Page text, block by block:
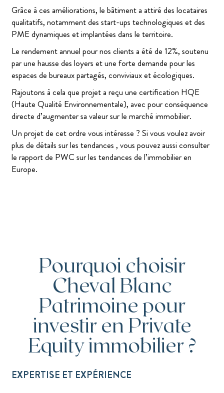
Grâce à ces améliorations, le bâtiment a attiré des locataires
qualitatifs, notamment des start-ups technologiques et des
PME dynamiques et implantées dans le territoire.
Le rendement annuel pour nos clients a été de 12%, soutenu
par une hausse des loyers et une forte demande pour les
espaces de bureaux partagés, conviviaux et écologiques.
Rajoutons à cela que projet a reçu une certification HQE
(Haute Qualité Environnementale), avec pour conséquence
directe d’augmenter sa valeur sur le marché immobilier.
Un projet de cet ordre vous intéresse ? Si vous voulez avoir
plus de détails sur les tendances , vous pouvez aussi consulter
le rapport de PWC sur les tendances de l’immobilier en
Europe.
Pourquoi choisir
Cheval Blanc
Patrimoine pour
investir en Private
Equity immobilier ?
EXPERTISE ET EXPÉRIENCE